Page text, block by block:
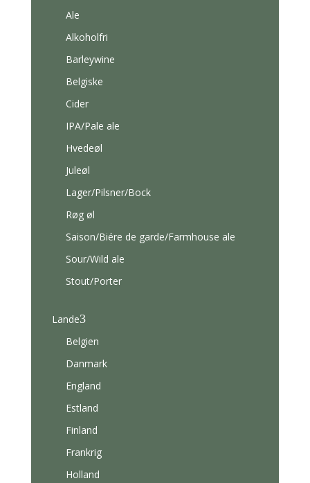
Ale
Alkoholfri
Barleywine
Belgiske
Cider
IPA/Pale ale
Hvedeøl
Juleøl
Lager/Pilsner/Bock
Røg øl
Saison/Biére de garde/Farmhouse ale
Sour/Wild ale
Stout/Porter
Lande3
Belgien
Danmark
England
Estland
Finland
Frankrig
Holland